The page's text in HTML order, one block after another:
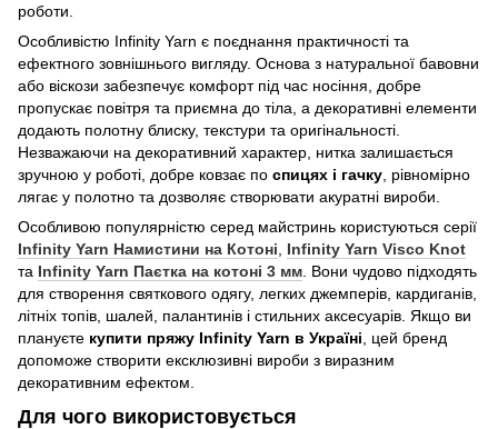
роботи.
Особливістю Infinity Yarn є поєднання практичності та
ефектного зовнішнього вигляду. Основа з натуральної бавовни
або віскози забезпечує комфорт під час носіння, добре
пропускає повітря та приємна до тіла, а декоративні елементи
додають полотну блиску, текстури та оригінальності.
Незважаючи на декоративний характер, нитка залишається
зручною у роботі, добре ковзає по спицях і гачку , рівномірно
лягає у полотно та дозволяє створювати акуратні вироби.
Особливою популярністю серед майстринь користуються серії
Infinity Yarn Намистини на Котоні
Infinity Yarn Visco Knot
та Infinity Yarn Паєтка на котоні 3 мм . Вони чудово підходять
для створення святкового одягу, легких джемперів, кардиганів,
літніх топів, шалей, палантинів і стильних аксесуарів. Якщо ви
плануєте купити пряжу Infinity Yarn в Україні , цей бренд
допоможе створити ексклюзивні вироби з виразним
декоративним ефектом.
Для чого використовується